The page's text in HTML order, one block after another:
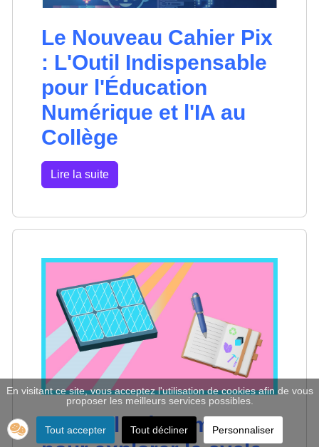
Le Nouveau Cahier Pix
: L'Outil Indispensable
pour l'Éducation
Numérique et l'IA au
Collège
Lire la suite
Un outil clé en main
En visitant ce site, vous acceptez l'utilisation de cookies afin de vous
proposer les meilleurs services possibles.
Tout accepter Tout décliner Personnaliser